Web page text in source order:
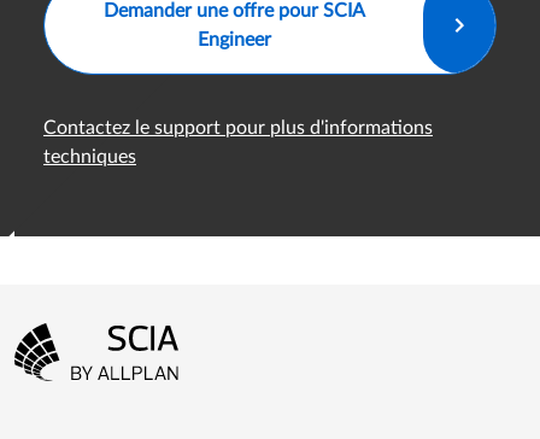
Demander une offre pour SCIA
Engineer
Contactez le support pour plus d'informations
techniques
Menu Pied de page